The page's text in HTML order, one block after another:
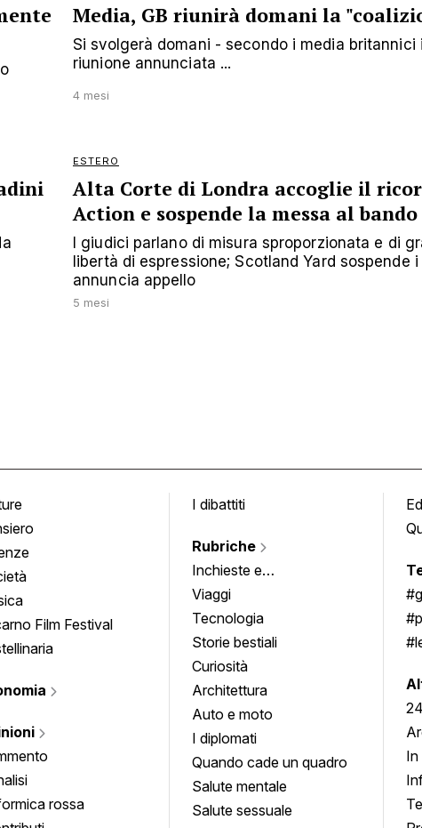
Media, GB riunirà domani la
Si svolgerà domani - secondo i media
riunione annunciata ...
4 mesi
ESTERO
Alta Corte di Londra accoglie il
Action e sospende la messa al bando
I giudici parlano di misura sproporzionata e di
libertà di espressione; Scotland Yard sospende
annuncia appello
5 mesi
Film Festival
rossa
I dibattiti
Rubriche
Inchieste e
approfondimenti
Viaggi
Tecnologia
Storie bestiali
Curiosità
Architettura
Auto e moto
I diplomati
Quando cade un quadro
Salute mentale
Salute sessuale
In